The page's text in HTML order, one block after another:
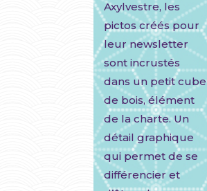
Axylvestre, les
pictos créés pour
leur newsletter
sont incrustés
dans un petit cube
de bois, élément
de la charte. Un
détail graphique
qui permet de se
différencier et